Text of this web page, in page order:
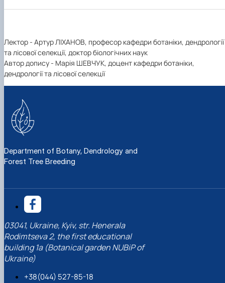
Лектор - Артур ЛІХАНОВ, професор кафедри ботаніки, дендрології
та лісової селекції, доктор біологічних наук
Автор допису - Марія ШЕВЧУК, доцент кафедри ботаніки,
дендрології та лісової селекції
Department of Botany, Dendrology and
Forest Tree Breeding
03041, Ukraine, Kyiv, str. Henerala
Rodimtseva 2, the first educational
building 1a (Botanical garden NUBiP of
Ukraine)
+38(044) 527-85-18